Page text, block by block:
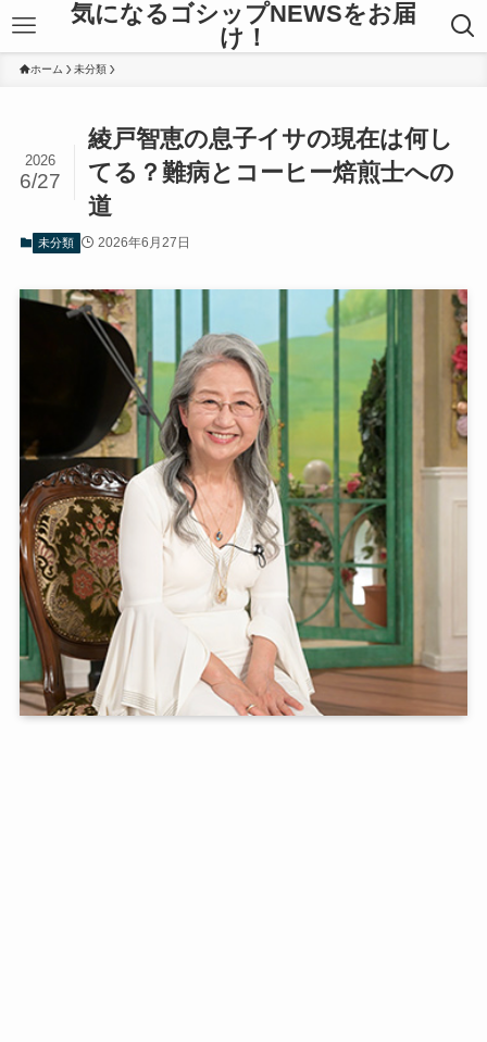
気になるゴシップNEWSをお届
け！
ホーム 未分類
綾戸智恵の息子イサの現在は何し
てる？難病とコーヒー焙煎士への
道
2026
6/27
未分類 2026年6月27日